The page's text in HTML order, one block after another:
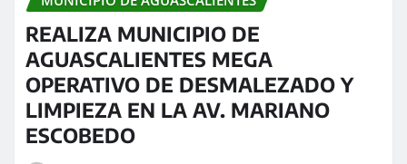
REALIZA MUNICIPIO DE
AGUASCALIENTES MEGA
OPERATIVO DE DESMALEZADO Y
LIMPIEZA EN LA AV. MARIANO
ESCOBEDO